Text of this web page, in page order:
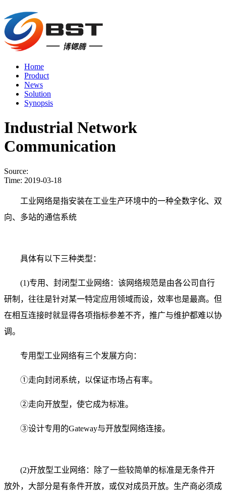
Home
Product
News
Solution
Synopsis
Industrial Network
Communication
Source:
Time: 2019-03-18
工业网络是指安装在工业生产环境中的一种全数字化、双
向、多站的通信系统
具体有以下三种类型：
(1)专用、封闭型工业网络：该网络规范是由各公司自行
研制，往往是针对某一特定应用领域而设，效率也是最高。但
在相互连接时就显得各项指标参差不齐，推广与维护都难以协
调。
专用型工业网络有三个发展方向：
①走向封闭系统，以保证市场占有率。
②走向开放型，使它成为标准。
③设计专用的Gateway与开放型网络连接。
(2)开放型工业网络：除了一些较简单的标准是无条件开
放外，大部分是有条件开放，或仅对成员开放。生产商必须成